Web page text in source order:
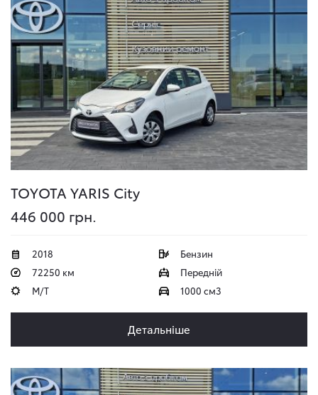
TOYOTA YARIS City
446 000 грн.
2018
72250 км
M/T
Бензин
Передній
1000 см3
Детальніше